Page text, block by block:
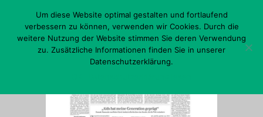
content
Menu
Um diese Website optimal gestalten und fortlaufend
verbessern zu können, verwenden wir Cookies. Durch die
weitere Nutzung der Website stimmen Sie deren Verwendung
zu. Zusätzliche Informationen finden Sie in unserer
Datenschutzerklärung.